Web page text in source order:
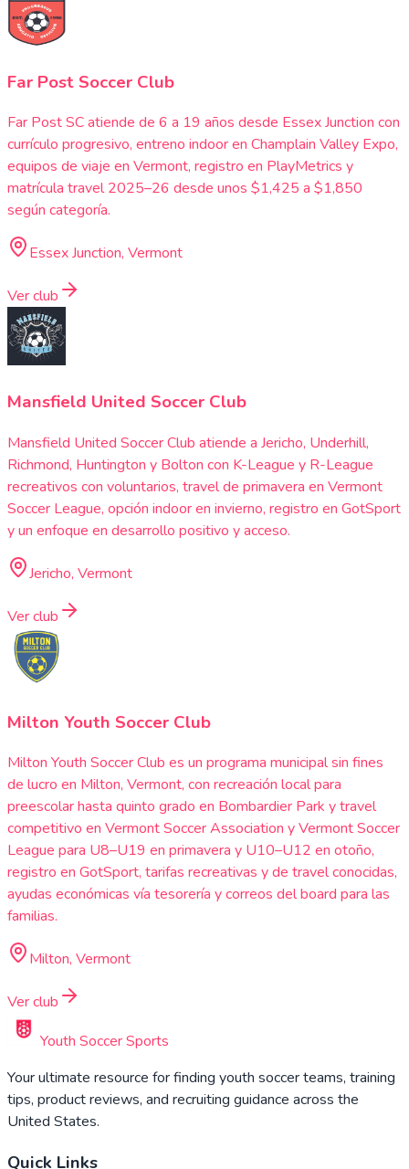
Far Post Soccer Club
Far Post SC atiende de 6 a 19 años desde Essex Junction con
currículo progresivo, entreno indoor en Champlain Valley Expo,
equipos de viaje en Vermont, registro en PlayMetrics y
matrícula travel 2025–26 desde unos $1,425 a $1,850
según categoría.
Essex Junction, Vermont
Ver club
Mansfield United Soccer Club
Mansfield United Soccer Club atiende a Jericho, Underhill,
Richmond, Huntington y Bolton con K-League y R-League
recreativos con voluntarios, travel de primavera en Vermont
Soccer League, opción indoor en invierno, registro en GotSport
y un enfoque en desarrollo positivo y acceso.
Jericho, Vermont
Ver club
Milton Youth Soccer Club
Milton Youth Soccer Club es un programa municipal sin fines
de lucro en Milton, Vermont, con recreación local para
preescolar hasta quinto grado en Bombardier Park y travel
competitivo en Vermont Soccer Association y Vermont Soccer
League para U8–U19 en primavera y U10–U12 en otoño,
registro en GotSport, tarifas recreativas y de travel conocidas,
ayudas económicas vía tesorería y correos del board para las
familias.
Milton, Vermont
Ver club
Youth Soccer Sports
Your ultimate resource for finding youth soccer teams, training
tips, product reviews, and recruiting guidance across the
United States.
Quick Links